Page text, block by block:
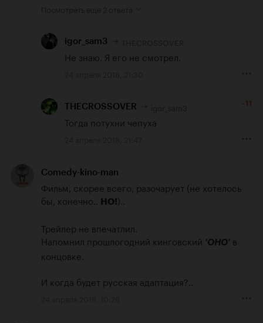
igor_sam3
Не знаю. Я его не смотрел.
THECROSSOVER -11
Тогда потухни чепуха
Comedy-kino-man
Фильм, скорее всего, разочарует (не хотелось
бы, конечно..
НО!)..
Трейлер не впечатлил.
Напомнил прошлогодний кинговский 'ОНО' в
концовке.
И когда будет русская адаптация?..